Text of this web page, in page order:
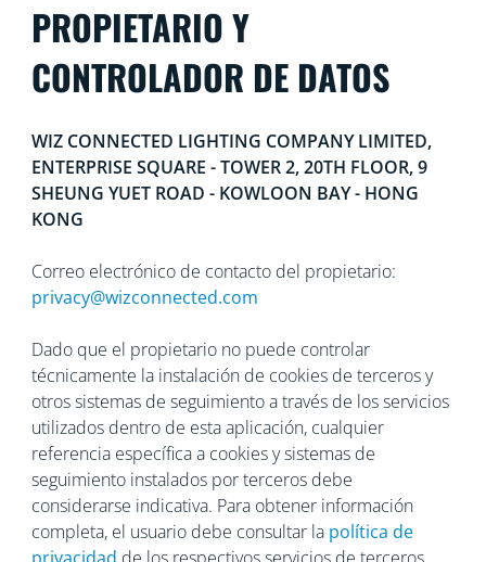
PROPIETARIO Y
CONTROLADOR DE DATOS
WIZ CONNECTED LIGHTING COMPANY LIMITED,
ENTERPRISE SQUARE - TOWER 2, 20TH FLOOR, 9
SHEUNG YUET ROAD - KOWLOON BAY - HONG
KONG
Correo electrónico de contacto del propietario:
privacy@wizconnected.com
Dado que el propietario no puede controlar
técnicamente la instalación de cookies de terceros y
otros sistemas de seguimiento a través de los servicios
utilizados dentro de esta aplicación, cualquier
referencia específica a cookies y sistemas de
seguimiento instalados por terceros debe
considerarse indicativa. Para obtener información
completa, el usuario debe consultar la política de